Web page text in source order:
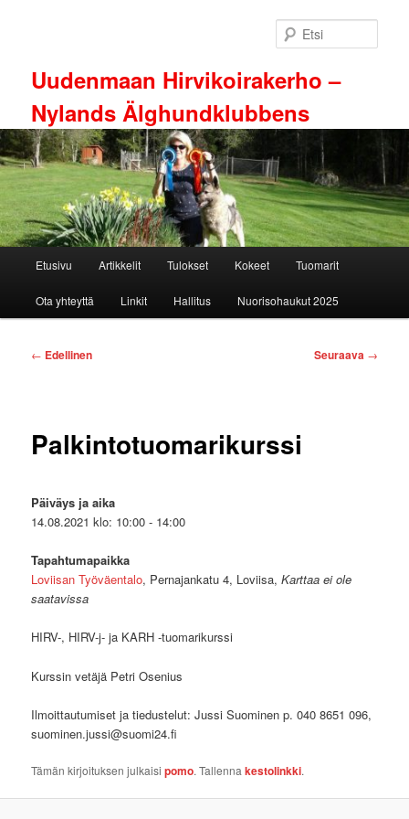
Uudenmaan Hirvikoirakerho –
Nylands Älghundklubbens
Etusivu Artikkelit Tulokset Kokeet Tuomarit
Ota yhteyttä Linkit Hallitus Nuorisohaukut 2025
Artikkelien
← Edellinen Seuraava →
Palkintotuomarikurssi
Päiväys ja aika
14.08.2021 klo: 10:00 - 14:00
Tapahtumapaikka
Loviisan Työväentalo, Pernajankatu 4, Loviisa,Karttaa ei ole
saatavissa
HIRV-, HIRV-j- ja KARH -tuomarikurssi
Kurssin vetäjä Petri Osenius
Ilmoittautumiset ja tiedustelut: Jussi Suominen p. 040 8651 096,
suominen.jussi@suomi24.fi
Tämän kirjoituksen julkaisipomo. Tallennakestolinkki.